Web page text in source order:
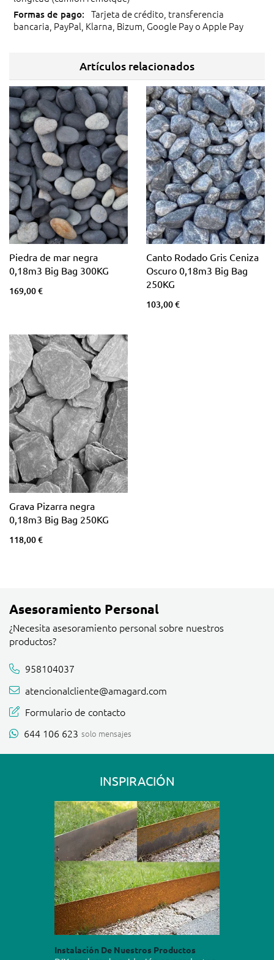
Tarjeta de crédito, transferencia
bancaria, PayPal, Klarna, Bizum, Google Pay o Apple Pay
Artículos relacionados
Piedra de mar negra
0,18m3 Big Bag 300KG
169,00 €
Canto Rodado Gris Ceniza
Oscuro 0,18m3 Big Bag
250KG
103,00 €
Grava Pizarra negra
0,18m3 Big Bag 250KG
118,00 €
Asesoramiento Personal
¿Necesita asesoramiento personal sobre nuestros
productos?
958104037
atencionalcliente@amagard.com
Formulario de contacto
644 106 623 solo mensajes
INSPIRACIÓN
Instalación De Nuestros Productos